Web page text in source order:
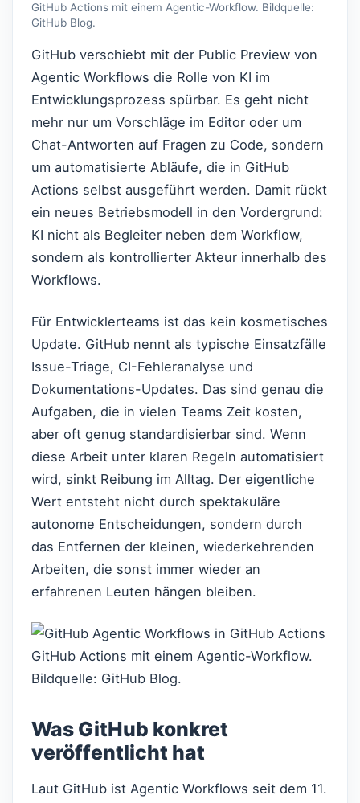
GitHub Actions mit einem Agentic-Workflow. Bildquelle:
GitHub Blog.
GitHub verschiebt mit der Public Preview von
Agentic Workflows die Rolle von KI im
Entwicklungsprozess spürbar. Es geht nicht
mehr nur um Vorschläge im Editor oder um
Chat-Antworten auf Fragen zu Code, sondern
um automatisierte Abläufe, die in GitHub
Actions selbst ausgeführt werden. Damit rückt
ein neues Betriebsmodell in den Vordergrund:
KI nicht als Begleiter neben dem Workflow,
sondern als kontrollierter Akteur innerhalb des
Workflows.
Für Entwicklerteams ist das kein kosmetisches
Update. GitHub nennt als typische Einsatzfälle
Issue-Triage, CI-Fehleranalyse und
Dokumentations-Updates. Das sind genau die
Aufgaben, die in vielen Teams Zeit kosten,
aber oft genug standardisierbar sind. Wenn
diese Arbeit unter klaren Regeln automatisiert
wird, sinkt Reibung im Alltag. Der eigentliche
Wert entsteht nicht durch spektakuläre
autonome Entscheidungen, sondern durch
das Entfernen der kleinen, wiederkehrenden
Arbeiten, die sonst immer wieder an
erfahrenen Leuten hängen bleiben.
GitHub Actions mit einem Agentic-Workflow.
Bildquelle: GitHub Blog.
Was GitHub konkret
veröffentlicht hat
Laut GitHub ist Agentic Workflows seit dem 11.